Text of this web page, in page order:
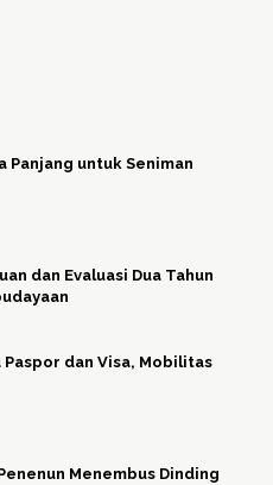
Panjang untuk Seniman
dan Evaluasi Dua Tahun
dan Visa, Mobilitas
Menembus Dinding